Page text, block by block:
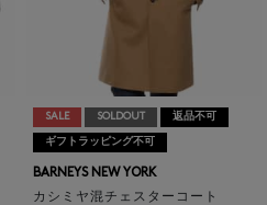
SALE SOLDOUT 返品不可
ギフトラッピング不可
BARNEYS NEW YORK
カシミヤ混チェスターコート